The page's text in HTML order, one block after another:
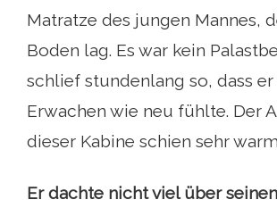
Matratze des jungen Mannes,
Boden lag. Es war kein
schlief stundenlang so, dass
Erwachen wie neu fühlte. Der
dieser Kabine schien sehr
Er dachte nicht viel über seinen